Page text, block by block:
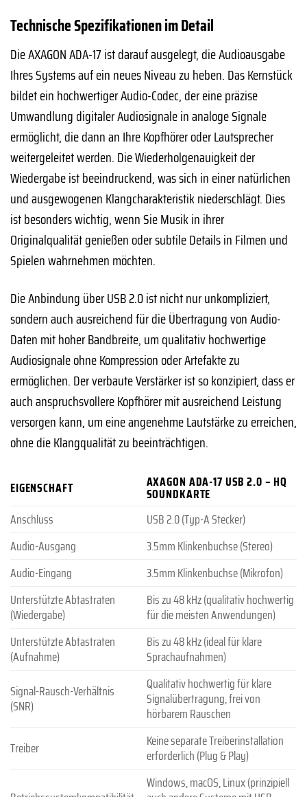
Technische Spezifikationen im Detail
Die AXAGON ADA-17 ist darauf ausgelegt, die Audioausgabe
Ihres Systems auf ein neues Niveau zu heben. Das Kernstück
bildet ein hochwertiger Audio-Codec, der eine präzise
Umwandlung digitaler Audiosignale in analoge Signale
ermöglicht, die dann an Ihre Kopfhörer oder Lautsprecher
weitergeleitet werden. Die Wiederholgenauigkeit der
Wiedergabe ist beeindruckend, was sich in einer natürlichen
und ausgewogenen Klangcharakteristik niederschlägt. Dies
ist besonders wichtig, wenn Sie Musik in ihrer
Originalqualität genießen oder subtile Details in Filmen und
Spielen wahrnehmen möchten.
Die Anbindung über USB 2.0 ist nicht nur unkompliziert,
sondern auch ausreichend für die Übertragung von Audio-
Daten mit hoher Bandbreite, um qualitativ hochwertige
Audiosignale ohne Kompression oder Artefakte zu
ermöglichen. Der verbaute Verstärker ist so konzipiert, dass er
auch anspruchsvollere Kopfhörer mit ausreichend Leistung
versorgen kann, um eine angenehme Lautstärke zu erreichen,
ohne die Klangqualität zu beeinträchtigen.
EIGENSCHAFT AXAGON ADA-17 USB 2.0 – HQ
SOUNDKARTE
Anschluss
USB 2.0 (Typ-A Stecker)
Audio-Ausgang
3.5mm Klinkenbuchse (Stereo)
Audio-Eingang
3.5mm Klinkenbuchse (Mikrofon)
Unterstützte Abtastraten
(Wiedergabe)
Bis zu 48 kHz (qualitativ hochwertig
für die meisten Anwendungen)
Unterstützte Abtastraten
(Aufnahme)
Bis zu 48 kHz (ideal für klare
Sprachaufnahmen)
Signal-Rausch-Verhältnis
(SNR)
Qualitativ hochwertig für klare
Signalübertragung, frei von
hörbarem Rauschen
Treiber
Keine separate Treiberinstallation
erforderlich (Plug & Play)
Windows, macOS, Linux (prinzipiell